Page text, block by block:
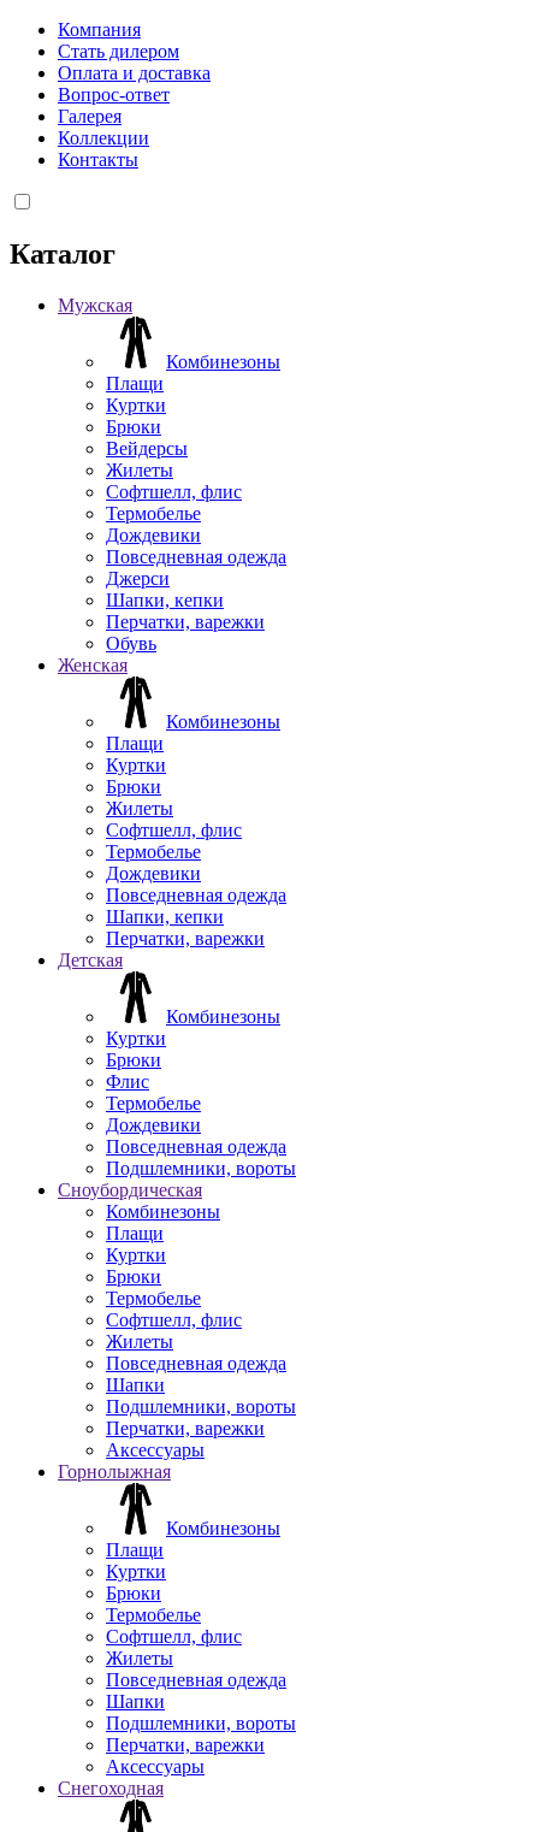
Компания
Стать дилером
Оплата и доставка
Вопрос-ответ
Галерея
Коллекции
Контакты
Каталог
Мужская
Комбинезоны
Плащи
Куртки
Брюки
Вейдерсы
Жилеты
Софтшелл, флис
Термобелье
Дождевики
Повседневная одежда
Джерси
Шапки, кепки
Перчатки, варежки
Обувь
Женская
Комбинезоны
Плащи
Куртки
Брюки
Жилеты
Софтшелл, флис
Термобелье
Дождевики
Повседневная одежда
Шапки, кепки
Перчатки, варежки
Детская
Комбинезоны
Куртки
Брюки
Флис
Термобелье
Дождевики
Повседневная одежда
Подшлемники, вороты
Сноубордическая
Комбинезоны
Плащи
Куртки
Брюки
Термобелье
Софтшелл, флис
Жилеты
Повседневная одежда
Шапки
Подшлемники, вороты
Перчатки, варежки
Аксессуары
Горнолыжная
Комбинезоны
Плащи
Куртки
Брюки
Термобелье
Софтшелл, флис
Жилеты
Повседневная одежда
Шапки
Подшлемники, вороты
Перчатки, варежки
Аксессуары
Снегоходная